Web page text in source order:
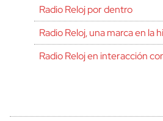
Radio Reloj por dentro
Radio Reloj, una marca en la
Radio Reloj en interacción